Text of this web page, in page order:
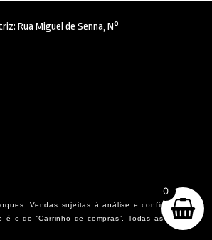
Rua Miguel de Senna, N°
Vendas sujeitas à análise e confirmação
o do “Carrinho de compras”. Todas as
0